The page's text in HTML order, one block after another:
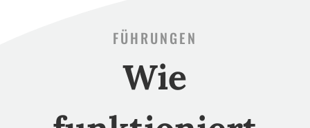
FÜHRUNGEN
Wie